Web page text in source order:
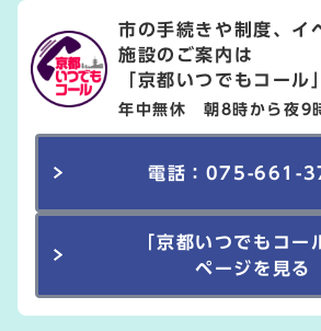
市の手続きや制度、イ
施設のご案内は
「京都いつでもコール」
年中無休 朝8時から夜9
電話：075-661-
「京都いつでもコー
ページを見る